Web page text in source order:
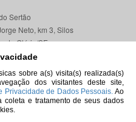
sobre a(s) visita(s) realizada(s)
dos visitantes deste site,
Privacidade de Dados Pessoais. Ao
coleta e tratamento de seus dados
Sertão
Neto, km 3, Silos
da Glória/SE
000